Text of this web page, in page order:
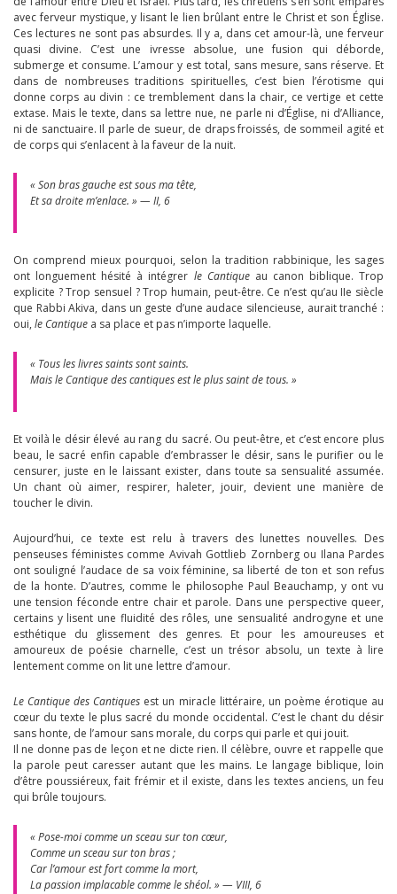
avec ferveur mystique, y lisant le lien brûlant entre le Christ et son Église.
Ces lectures ne sont pas absurdes. Il y a, dans cet amour-là, une ferveur
quasi divine. C’est une ivresse absolue, une fusion qui déborde,
submerge et consume. L’amour y est total, sans mesure, sans réserve. Et
dans de nombreuses traditions spirituelles, c’est bien l’érotisme qui
donne corps au divin : ce tremblement dans la chair, ce vertige et cette
extase. Mais le texte, dans sa lettre nue, ne parle ni d’Église, ni d’Alliance,
ni de sanctuaire. Il parle de sueur, de draps froissés, de sommeil agité et
de corps qui s’enlacent à la faveur de la nuit.
« Son bras gauche est sous ma tête,
Et sa droite m’enlace. » — II, 6
On comprend mieux pourquoi, selon la tradition rabbinique, les sages
ont longuement hésité à intégrer le Cantiqueau canon biblique. Trop
explicite ? Trop sensuel ? Trop humain, peut-être. Ce n’est qu’au IIe siècle
que Rabbi Akiva, dans un geste d’une audace silencieuse, aurait tranché :
oui, le Cantique a sa place et pas n’importe laquelle.
« Tous les livres saints sont saints.
Mais le Cantique des cantiques est le plus saint de tous. »
Et voilà le désir élevé au rang du sacré. Ou peut-être, et c’est encore plus
beau, le sacré enfin capable d’embrasser le désir, sans le purifier ou le
censurer, juste en le laissant exister, dans toute sa sensualité assumée.
Un chant où aimer, respirer, haleter, jouir, devient une manière de
toucher le divin.
Aujourd’hui, ce texte est relu à travers des lunettes nouvelles. Des
penseuses féministes comme Avivah Gottlieb Zornberg ou Ilana Pardes
ont souligné l’audace de sa voix féminine, sa liberté de ton et son refus
de la honte. D’autres, comme le philosophe Paul Beauchamp, y ont vu
une tension féconde entre chair et parole. Dans une perspective queer,
certains y lisent une fluidité des rôles, une sensualité androgyne et une
esthétique du glissement des genres. Et pour les amoureuses et
amoureux de poésie charnelle, c’est un trésor absolu, un texte à lire
lentement comme on lit une lettre d’amour.
Le Cantique des Cantiques est un miracle littéraire, un poème érotique au
cœur du texte le plus sacré du monde occidental. C’est le chant du désir
sans honte, de l’amour sans morale, du corps qui parle et qui jouit.
Il ne donne pas de leçon et ne dicte rien. Il célèbre, ouvre et rappelle que
la parole peut caresser autant que les mains. Le langage biblique, loin
d’être poussiéreux, fait frémir et il existe, dans les textes anciens, un feu
qui brûle toujours.
« Pose-moi comme un sceau sur ton cœur,
Comme un sceau sur ton bras ;
Car l’amour est fort comme la mort,
La passion implacable comme le shéol. » — VIII, 6